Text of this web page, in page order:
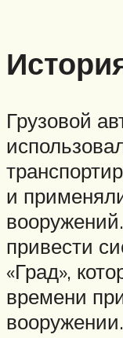
Грузовой
и
привести
«Град»,
времени